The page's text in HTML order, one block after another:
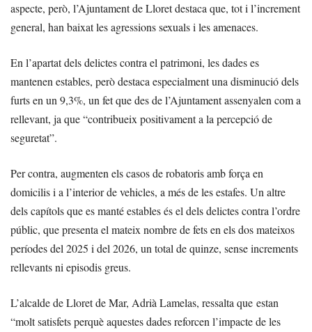
aspecte, però, l’Ajuntament de Lloret destaca que, tot i l’increment
general, han baixat les agressions sexuals i les amenaces.
En l’apartat dels delictes contra el patrimoni, les dades es
mantenen estables, però destaca especialment una disminució dels
furts en un 9,3%, un fet que des de l’Ajuntament assenyalen com a
rellevant, ja que “contribueix positivament a la percepció de
seguretat”.
Per contra, augmenten els casos de robatoris amb força en
domicilis i a l’interior de vehicles, a més de les estafes. Un altre
dels capítols que es manté estables és el dels delictes contra l’ordre
públic, que presenta el mateix nombre de fets en els dos mateixos
períodes del 2025 i del 2026, un total de quinze, sense increments
rellevants ni episodis greus.
L’alcalde de Lloret de Mar, Adrià Lamelas, ressalta que estan
“molt satisfets perquè aquestes dades reforcen l’impacte de les